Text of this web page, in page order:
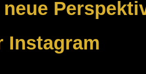
Instagram